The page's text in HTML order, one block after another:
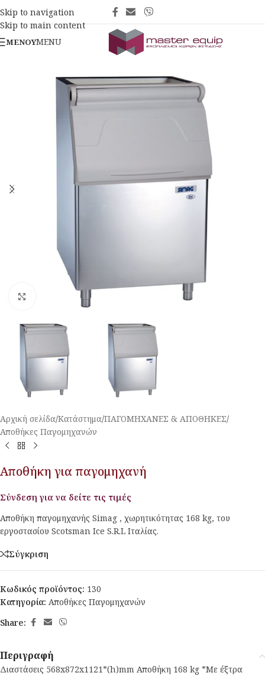
Skip to navigation
Skip to main content
ΜΕΝΟΎMENU
Κλικ για μεγέθυνση
Αρχική σελίδα/Κατάστημα/ΠΑΓΟΜΗΧΑΝΕΣ & ΑΠΟΘΗΚΕΣ/
Αποθήκες Παγομηχανών
Αποθήκη για παγομηχανή
Σύνδεση για να δείτε τις τιμές
Αποθήκη παγομηχανής Simag , χωρητικότητας 168 kg, του
εργοστασίου Scotsman Ice S.R.L Ιταλίας.
Σύγκριση
Κωδικός προϊόντος: 130
Κατηγορία: Αποθήκες Παγομηχανών
Share:
Περιγραφή
Διαστάσεις 568x872x1121*(h)mm Αποθήκη 168 kg *Με έξτρα